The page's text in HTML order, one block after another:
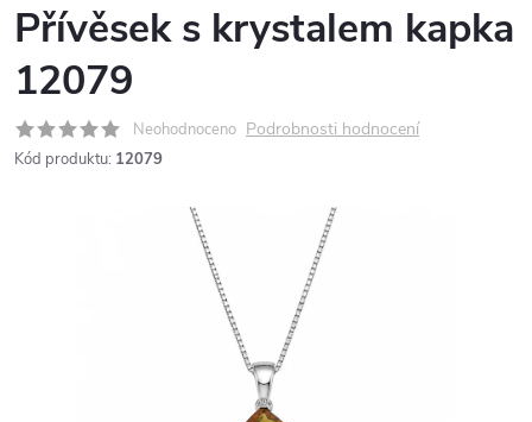
Přívěsek s krystalem kapka
12079
Neohodnoceno Podrobnosti hodnocení
Kód produktu: 12079